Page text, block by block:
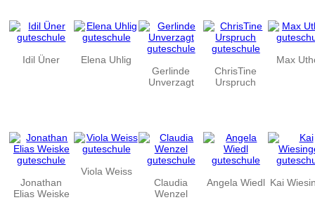
Idil Üner
Elena Uhlig
Gerlinde
Unverzagt
ChrisTine
Urspruch
Max
Jonathan
Elias Weiske
Viola Weiss
Claudia
Wenzel
Angela Wiedl Kai